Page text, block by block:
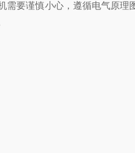
谨慎小心，遵循电气原理图和